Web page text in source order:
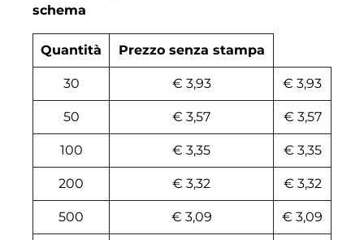
schema
Quantità Prezzo senza stampa
30 € 3,93 € 3,93
50 € 3,57 € 3,57
100 € 3,35 € 3,35
200 € 3,32 € 3,32
500 € 3,09 € 3,09